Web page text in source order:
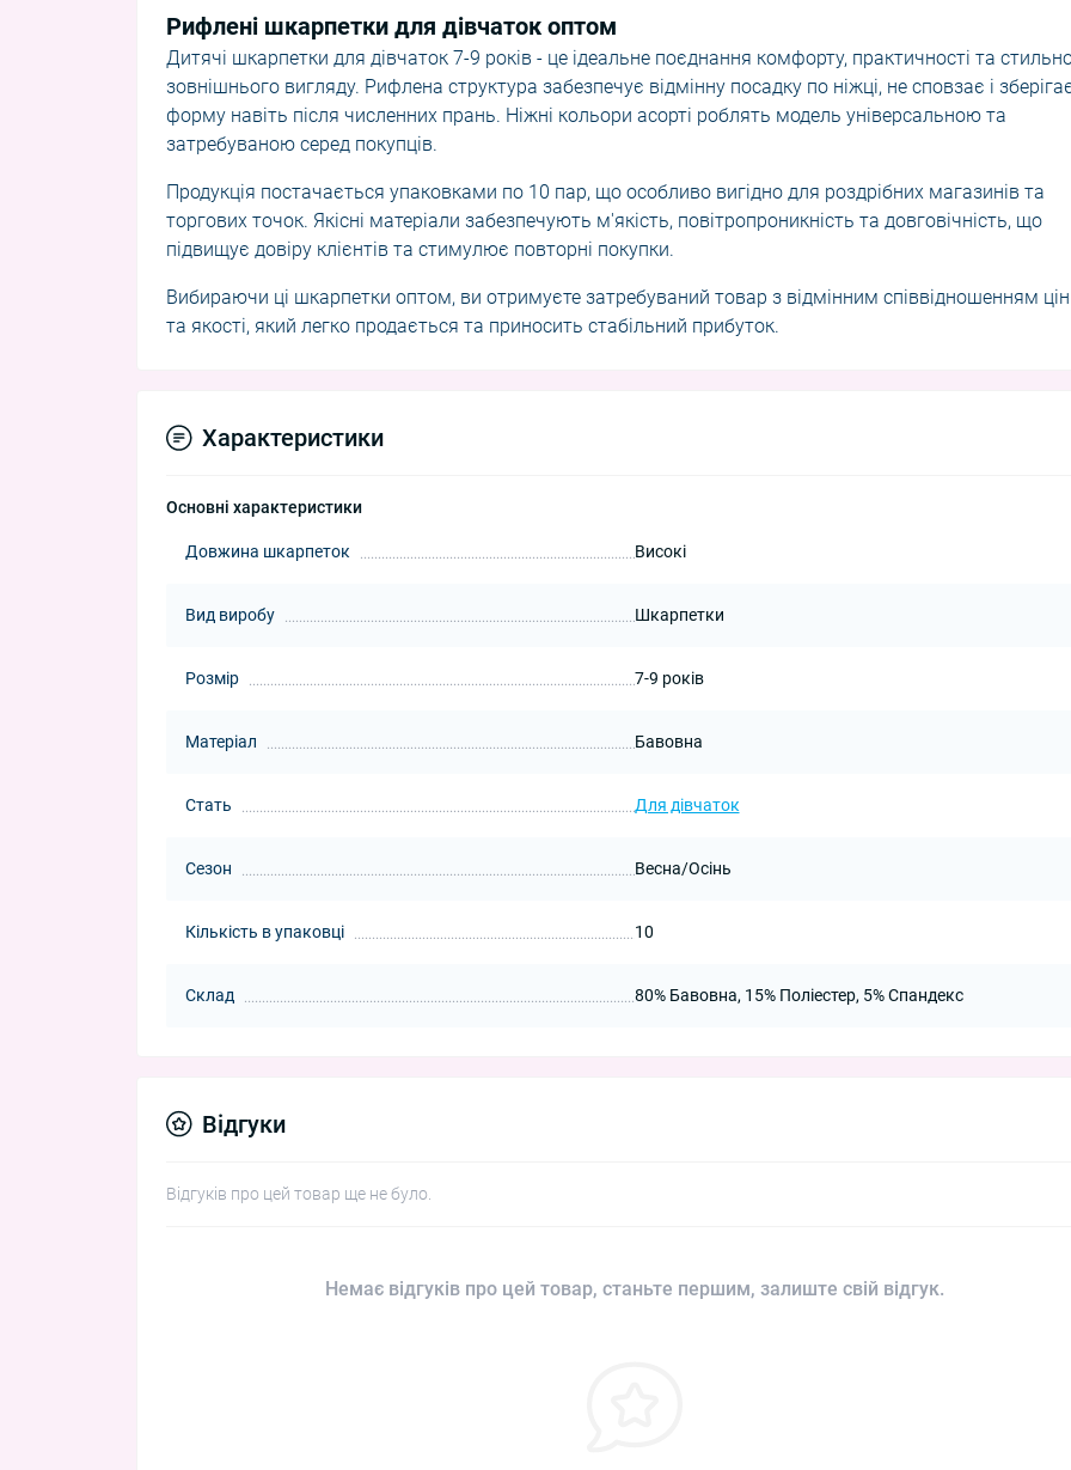
Рифлені шкарпетки для дівчаток оптом
Дитячі шкарпетки для дівчаток 7-9 років - це ідеальне поєднання комфорту, практичності та
зовнішнього вигляду. Рифлена структура забезпечує відмінну посадку по ніжці, не сповзає і
форму навіть після численних прань. Ніжні кольори асорті роблять модель універсальною та
затребуваною серед покупців.
Продукція постачається упаковками по 10 пар, що особливо вигідно для роздрібних магазинів та
торгових точок. Якісні матеріали забезпечують м'якість, повітропроникність та довговічність, що
підвищує довіру клієнтів та стимулює повторні покупки.
Вибираючи ці шкарпетки оптом, ви отримуєте затребуваний товар з відмінним співвідношенням
та якості, який легко продається та приносить стабільний прибуток.
Характеристики
Основні характеристики
Довжина шкарпеток Високі
Вид виробу Шкарпетки
Розмір 7-9 років
Матеріал Бавовна
Стать Для дівчаток
Сезон Весна/Осінь
Кількість в упаковці 10
Склад 80% Бавовна, 15% Поліестер, 5% Спандекс
Відгуки
Відгуків про цей товар ще не було.
Немає відгуків про цей товар, станьте першим, залиште свій відгук.